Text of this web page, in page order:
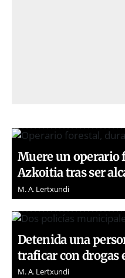
Muere un operario
Azkoitia tras ser
M. A. Lertxundi
Detenida una
traficar con drogas
M. A. Lertxundi